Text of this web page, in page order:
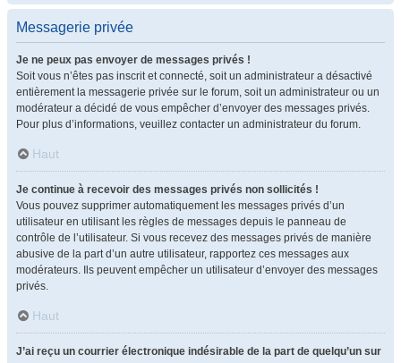
Messagerie privée
Je ne peux pas envoyer de messages privés !
Soit vous n’êtes pas inscrit et connecté, soit un administrateur a désactivé
entièrement la messagerie privée sur le forum, soit un administrateur ou un
modérateur a décidé de vous empêcher d’envoyer des messages privés.
Pour plus d’informations, veuillez contacter un administrateur du forum.
Haut
Je continue à recevoir des messages privés non sollicités !
Vous pouvez supprimer automatiquement les messages privés d’un
utilisateur en utilisant les règles de messages depuis le panneau de
contrôle de l’utilisateur. Si vous recevez des messages privés de manière
abusive de la part d’un autre utilisateur, rapportez ces messages aux
modérateurs. Ils peuvent empêcher un utilisateur d’envoyer des messages
privés.
Haut
J’ai reçu un courrier électronique indésirable de la part de quelqu’un sur